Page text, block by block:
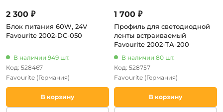
2 300 ₽
Блок питания 60W, 24V
Favourite 2002-DC-050
В наличии 949 шт.
Код: 528467
Favourite (Германия)
В корзину
1 700 ₽
Профиль для светодиодной
ленты встраиваемый
Favourite 2002-TA-200
В наличии 80 шт.
Код: 528757
Favourite (Германия)
В корзину